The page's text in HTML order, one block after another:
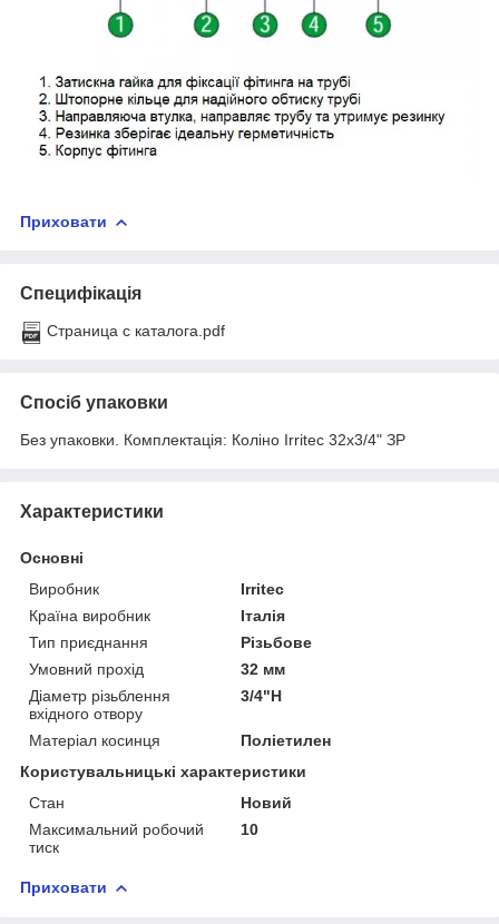
Приховати
Специфікація
Страница с каталога.pdf
Спосіб упаковки
Без упаковки. Комплектація: Коліно Irritec 32х3/4" ЗР
Характеристики
Основні
Виробник
Irritec
Країна виробник
Італія
Тип приєднання
Різьбове
Умовний прохід
32 мм
Діаметр різьблення
вхідного отвору
3/4"Н
Матеріал косинця
Поліетилен
Користувальницькі характеристики
Стан
Новий
Максимальний робочий
тиск
10
Приховати